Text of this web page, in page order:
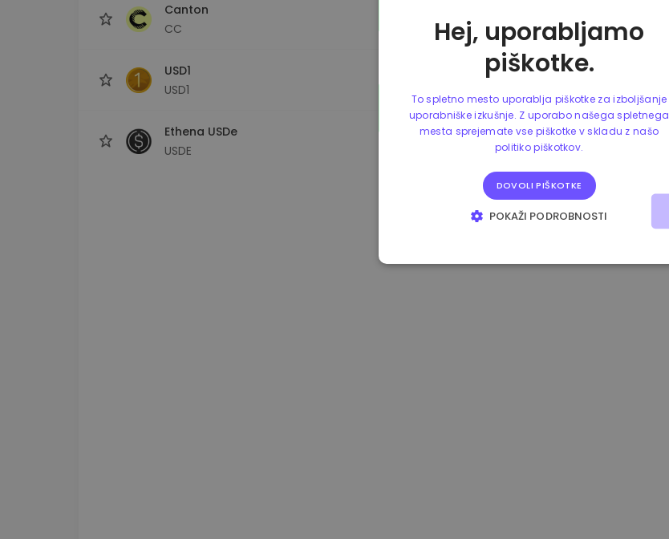
Canton
CC
0.088043000 € -6.40%
USD1
USD1
0.865623 €
Ethena USDe
USDE
0.865660 € 0.00%
Hej, uporabljamo
piškotke.
To spletno mesto uporablja piškotke za izboljšanje
uporabniške izkušnje. Z uporabo našega spletnega
mesta sprejemate vse piškotke v skladu z našo
politiko piškotkov.
DOVOLI PIŠKOTKE
POKAŽI PODROBNOSTI